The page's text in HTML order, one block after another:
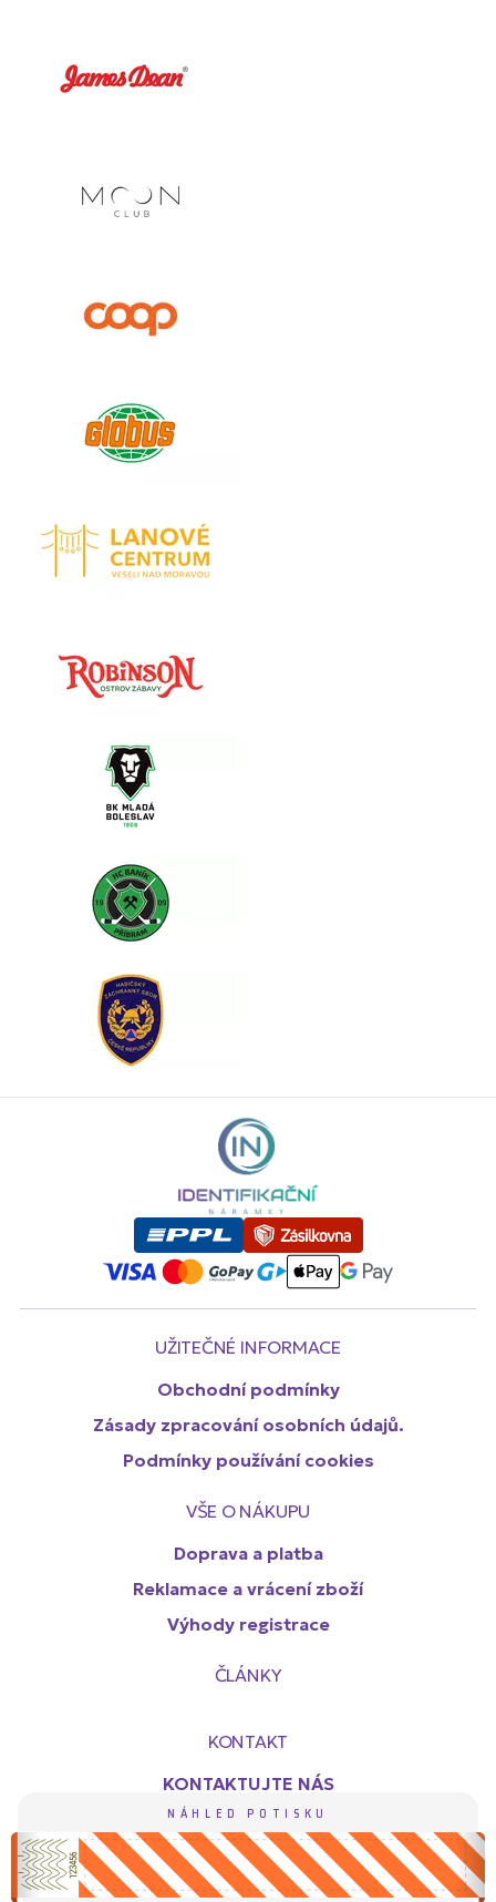
NÁHLED POTISKU
UŽITEČNÉ INFORMACE
Obchodní podmínky
Zásady zpracování osobních údajů.
Podmínky používání cookies
VŠE O NÁKUPU
Doprava a platba
Reklamace a vrácení zboží
Výhody registrace
ČLÁNKY
KONTAKT
KONTAKTUJTE NÁS
Copyright (c) Probar s.r.o. 2019 - 2024. All rights reserved.
Vytvořil: